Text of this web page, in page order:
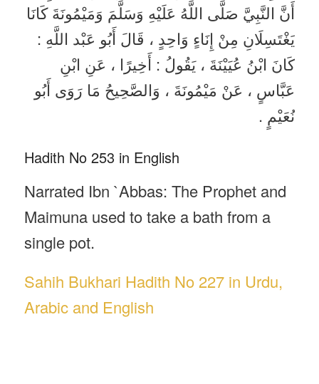
أَنَّ النَّبِيَّ صَلَّى اللَّهُ عَلَيْهِ وَسَلَّمَ وَمَيْمُونَةَ كَانَا
يَغْتَسِلَانِ مِنْ إِنَاءٍ وَاحِدٍ ، قَالَ أَبُو عَبْد اللَّهِ :
كَانَ ابْنُ عُيَيْنَةَ ، يَقُولُ : أَخِيرًا ، عَنِ ابْنِ
عَبَّاسٍ ، عَنْ مَيْمُونَةَ ، وَالصَّحِيحُ مَا رَوَى أَبُو
نُعَيْمٍ .
Hadith No 253 in English
Narrated Ibn `Abbas: The Prophet and
Maimuna used to take a bath from a
single pot.
Sahih Bukhari Hadith No 227 in Urdu,
Arabic and English